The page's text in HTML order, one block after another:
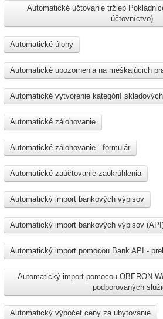
Automatické účtovanie tržieb
účtovníctvo)
Automatické úlohy
Automatické upozornenia na meškajúcich
Automatické vytvorenie kategórií
Automatické zálohovanie
Automatické zálohovanie - formulár
Automatické zaúčtovanie zaokrúhlenia
Automatický import bankových výpisov
Automatický import bankových výpisov
Automatický import pomocou Bank API -
Automatický import pomocou OBERON
podporovaných
Automatický výpočet ceny za ubytovanie